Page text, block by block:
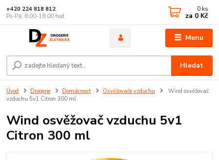
Menu
Hledat
+420 224 818 812
Po-Pá: 8:00-18:00 hod.
0 ks
za 0 Kč
Úvod Drogerie Domácnost Osvěžovače vzduchu
Wind osvěžovač
vzduchu 5v1 Citron 300 ml
Wind osvěžovač vzduchu 5v1
Citron 300 ml